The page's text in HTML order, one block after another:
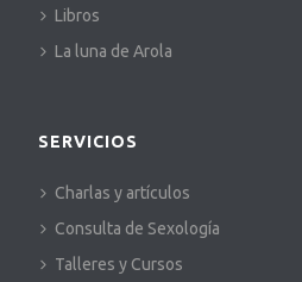
Libros
La luna de Arola
SERVICIOS
Charlas y artículos
Consulta de Sexología
Talleres y Cursos